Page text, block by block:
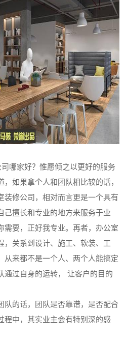
哪家好？惟愿倾之以更好的服务
，如果拿个人和团队相比较的话，
装修公司，相对而言更是一个具有
己擅长和专业的地方来服务于业
需要，正好我专业。再者，办公室
，关系到设计、施工、软装、工
从来都不是一个人、两个人能搞定
通过自身的运转， 让客户的目的
的话，团队是否靠谱，是否配合
程中，其实业主会有特别深的感